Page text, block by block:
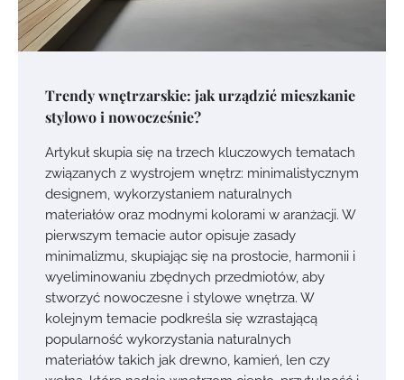
Trendy wnętrzarskie: jak urządzić mieszkanie
stylowo i nowocześnie?
Artykuł skupia się na trzech kluczowych tematach
związanych z wystrojem wnętrz: minimalistycznym
designem, wykorzystaniem naturalnych
materiałów oraz modnymi kolorami w aranżacji. W
pierwszym temacie autor opisuje zasady
minimalizmu, skupiając się na prostocie, harmonii i
wyeliminowaniu zbędnych przedmiotów, aby
stworzyć nowoczesne i stylowe wnętrza. W
kolejnym temacie podkreśla się wzrastającą
popularność wykorzystania naturalnych
materiałów takich jak drewno, kamień, len czy